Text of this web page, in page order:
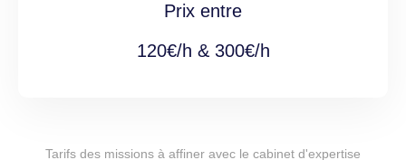
Prix entre
120€/h & 300€/h
Tarifs des missions à affiner avec le cabinet d'expertise